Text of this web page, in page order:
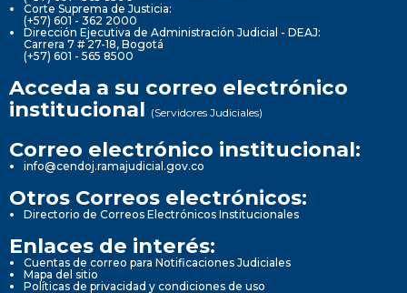
Corte Suprema de Justicia:
(+57) 601 - 362 2000
Dirección Ejecutiva de Administración Judicial - DEAJ:
Carrera 7 # 27-18, Bogotá
(+57) 601 - 565 8500
Acceda a su correo electrónico
institucional (Servidores Judiciales)
Correo electrónico institucional:
info@cendoj.ramajudicial.gov.co
Otros Correos electrónicos:
Directorio de Correos Electrónicos Institucionales
Enlaces de interés:
Cuentas de correo para Notificaciones Judiciales
Mapa del sitio
Políticas de privacidad y condiciones de uso